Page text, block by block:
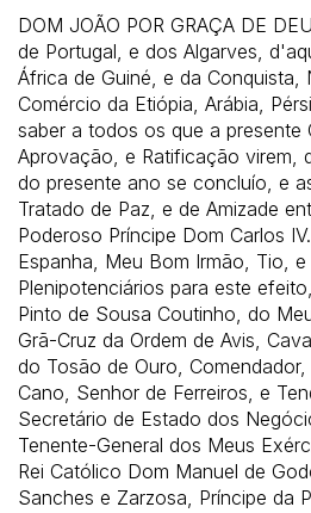
DOM JOÃO POR GRAÇA DE
de Portugal, e dos Algarves,
África de Guiné, e da Conquista,
Comércio da Etiópia, Arábia,
saber a todos os que a presente
Aprovação, e Ratificação virem,
do presente ano se concluío, e
Tratado de Paz, e de Amizade
Poderoso Príncipe Dom Carlos
Espanha, Meu Bom Irmão, Tio,
Plenipotenciários para este
Pinto de Sousa Coutinho, do
Grã-Cruz da Ordem de Avis,
do Tosão de Ouro,
Cano, Senhor de Ferreiros, e
Secretário de Estado dos
Tenente-General dos Meus
Rei Católico Dom Manuel de
Sanches e Zarzosa, Príncipe da